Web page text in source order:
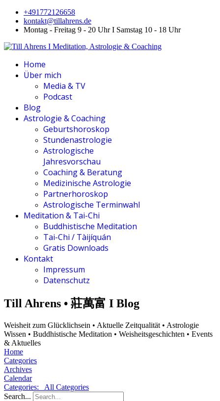
+491772126658
kontakt@tillahrens.de
Montag - Freitag 9 - 20 Uhr I Samstag 10 - 18 Uhr
Home
Über mich
Media & TV
Podcast
Blog
Astrologie & Coaching
Geburtshoroskop
Stundenastrologie
Astrologische
Jahresvorschau
Coaching & Beratung
Medizinische Astrologie
Partnerhoroskop
Astrologische Terminwahl
Meditation & Tai-Chi
Buddhistische Meditation
Tai-Chi / Tàijíquán
Gratis Downloads
Kontakt
Impressum
Datenschutz
Till Ahrens • 莊萬富 I Blog
Weisheit zum Glücklichsein • Aktuelle Zeitqualität • Astrologie
Wissen • Buddhistische Meditation • Weisheitsgeschichten • Events
& Aktuelles
Home
Categories
Archives
Calendar
Categories:
All Categories
Search...